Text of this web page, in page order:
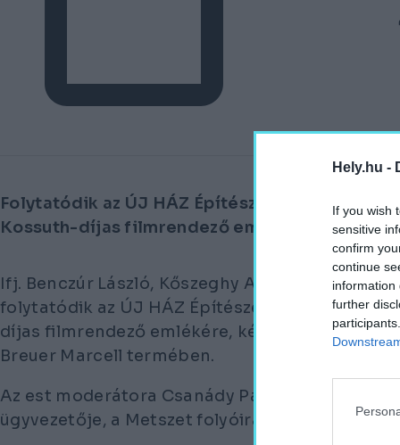
Hely.hu -
If you wish
sensitive
confirm
continue
information
further
Folytatódik az ÚJ HÁZ Építészeti filmsorozat
Kossuth-díjas filmrendező emlékére.
Ifj. Benczúr László, Kőszeghy Attila, Hajnal
folytatódik az ÚJ HÁZ Építészeti filmsorozat
díjas filmrendező emlékére, kéthetente
Breuer Marcell termében.
Az est moderátora Csanády Pál építész, az
ügyvezetője, a Metszet folyóirat